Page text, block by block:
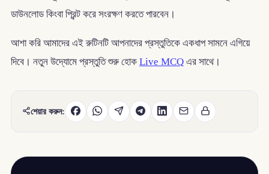
ডাউনলোড কিংবা প্রিন্ট করে সংরক্ষণ করতে পারবেন।
আশা করি আমাদের এই রুটিনটি আপনাদের প্রস্তুতিকে একধাপ সামনে এগিয়ে
দিবে। নতুন উদ্যোমে প্রস্তুতি শুরু হোক Live MCQএর সাথে।
শেয়ার করুন: